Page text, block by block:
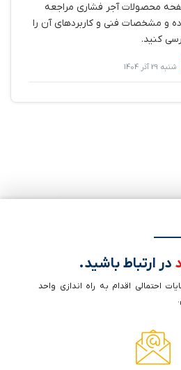
محصولات آجر فشاری مراجعه
و مشخصات فنی و کاربردهای آن را
کنید.
شنبه 29 آذر 1404
در ارتباط باشید.
احتمالی اقدام به راه اندازی واحد